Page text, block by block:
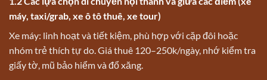
máy, taxi/grab, xe ô tô thuê, xe tour)
Xe máy: linh hoạt và tiết kiệm, phù hợp với cặp đôi hoặc
nhóm trẻ thích tự do. Giá thuê 120–250k/ngày, nhớ kiểm tra
giấy tờ, mũ bảo hiểm và đổ xăng.